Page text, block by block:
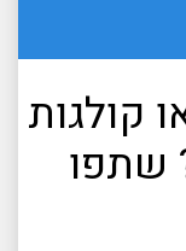
קולגות
שתפו